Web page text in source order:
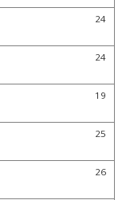
24
24
19
25
26